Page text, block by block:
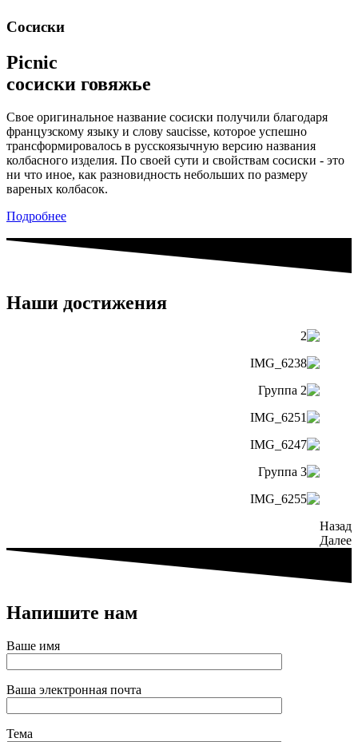
Сосиски
Picnic
сосиски говяжье
Свое оригинальное название сосиски получили благодаря
французскому языку и слову saucisse, которое успешно
трансформировалось в русскоязычную версию названия
колбасного изделия. По своей сути и свойствам сосиски - это
ни что иное, как разновидность небольших по размеру
вареных колбасок.
Подробнее
Наши достижения
Назад
Далее
Напишите нам
Ваше имя
Ваша электронная почта
Тема